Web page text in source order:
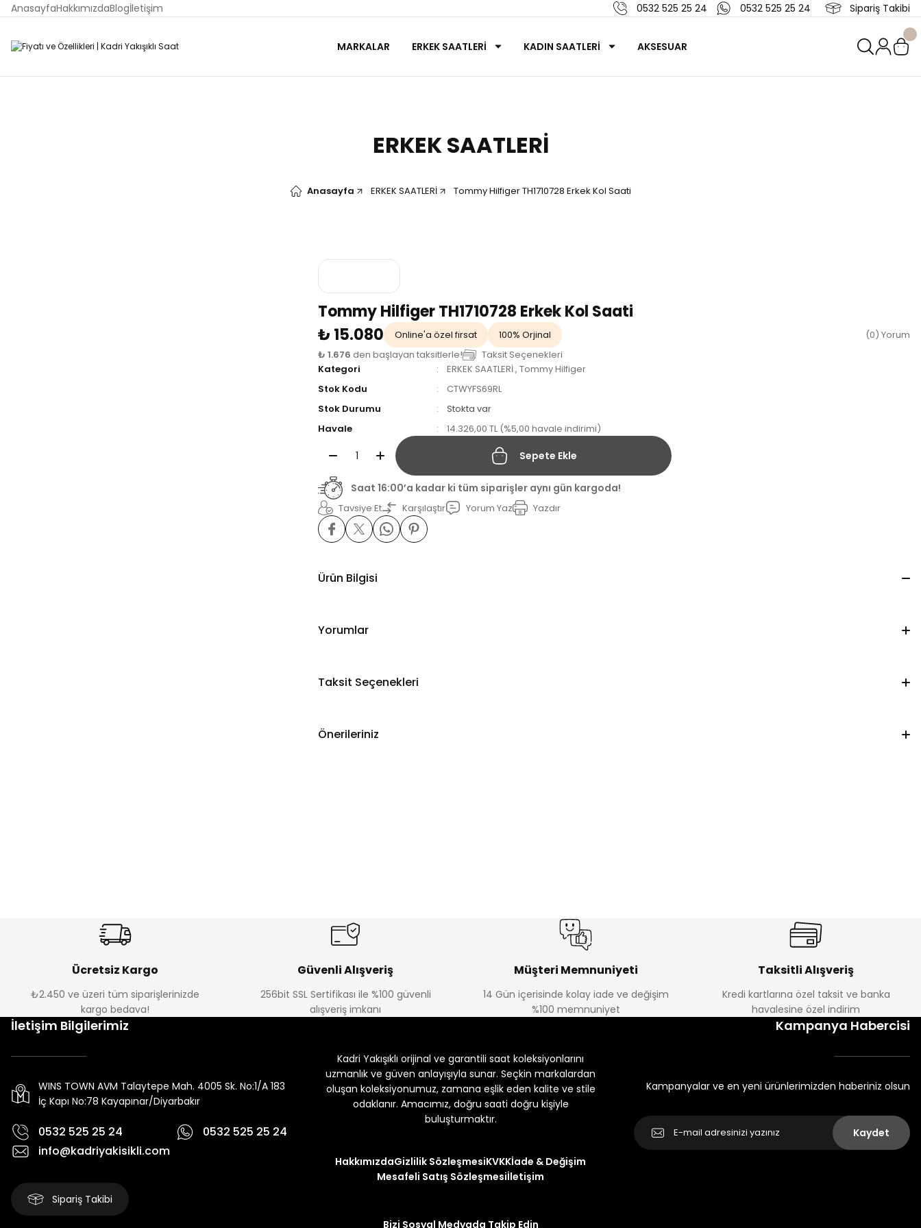
AnasayfaHakkımızdaBlogİletişim 0532 525 25 24 0532 525 25 24 Sipariş Takibi
MARKALAR ERKEK SAATLERİ KADIN SAATLERİ AKSESUAR
ERKEK SAATLERİ
Anasayfa ERKEK SAATLERİ Tommy Hilfiger TH1710728 Erkek Kol Saati
Tommy Hilfiger TH1710728 Erkek Kol Saati
₺ 15.080
Online'a özel fırsat 100% Orjinal
(0) Yorum
₺ 1.676 den başlayan taksitlerle!
Taksit Seçenekleri
Kategori
ERKEK SAATLERİ, Tommy Hilfiger
Stok Kodu
CTWYFS69RL
Stok Durumu
Stokta var
Havale
14.326,00 TL (%5,00 havale indirimi)
Sepete Ekle
Saat 16:00’a kadar ki tüm siparişler aynı gün kargoda!
Tavsiye Et Karşılaştır Yorum Yaz Yazdır
Ürün Bilgisi
Yorumlar
Taksit Seçenekleri
Önerileriniz
Ücretsiz Kargo
₺2.450 ve üzeri tüm siparişlerinizde
kargo bedava!
Güvenli Alışveriş
256bit SSL Sertifikası ile %100 güvenli
alışveriş imkanı
Müşteri Memnuniyeti
14 Gün içerisinde kolay iade ve değişim
%100 memnuniyet
Taksitli Alışveriş
Kredi kartlarına özel taksit ve banka
havalesine özel indirim
İletişim Bilgilerimiz
WINS TOWN AVM Talaytepe Mah. 4005 Sk. No:1/A 183
İç Kapı No:78 Kayapınar/Diyarbakır
0532 525 25 24
0532 525 25 24
info@kadriyakisikli.com
Sipariş Takibi
Kadri Yakışıklı orijinal ve garantili saat koleksiyonlarını
uzmanlık ve güven anlayışıyla sunar. Seçkin markalardan
oluşan koleksiyonumuz, zamana eşlik eden kalite ve stile
odaklanır. Amacımız, doğru saati doğru kişiyle
buluşturmaktır.
HakkımızdaGizlilik SözleşmesiKVKKİade & Değişim
Mesafeli Satış Sözleşmesiİletişim
Bizi Sosyal Medyada Takip Edin
Kampanya Habercisi
Kampanyalar ve en yeni ürünlerimizden haberiniz olsun
Kaydet